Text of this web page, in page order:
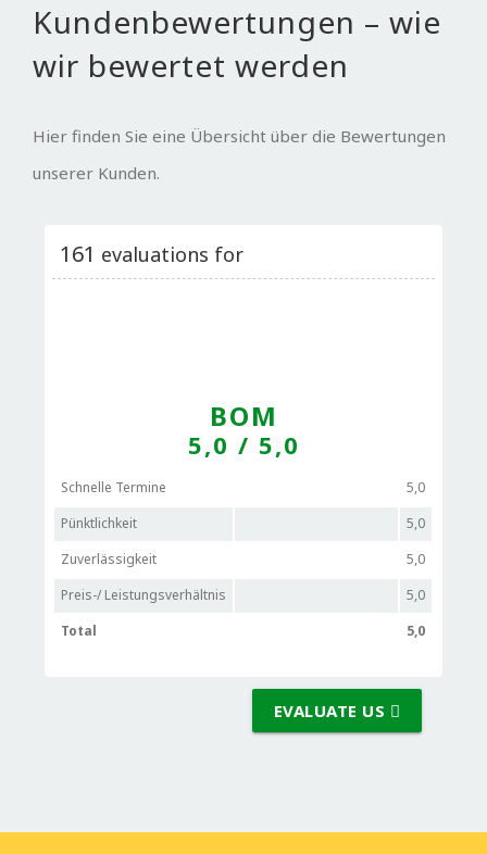
Kundenbewertungen – wie
wir bewertet werden
Hier finden Sie eine Übersicht über die Bewertungen
unserer Kunden.
161 evaluations for
BOM
5,0 / 5,0
Schnelle Termine
5,0
Pünktlichkeit
5,0
Zuverlässigkeit
5,0
Preis-/ Leistungsverhältnis
5,0
Total
5,0
EVALUATE US